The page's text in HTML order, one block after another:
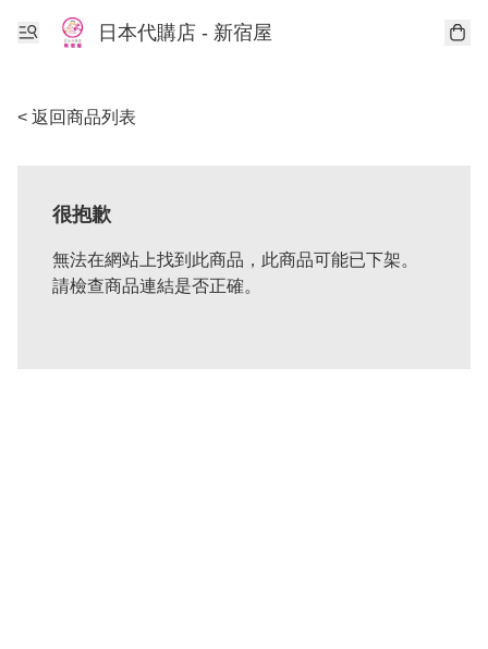
日本代購店 - 新宿屋
< 返回商品列表
很抱歉
無法在網站上找到此商品，此商品可能已下架。
請檢查商品連結是否正確。